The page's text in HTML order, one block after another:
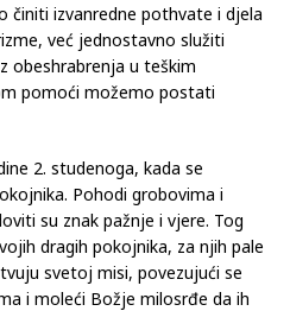
činiti izvanredne pothvate i djela
već jednostavno služiti
obeshrabrenja u teškim
pomoći možemo postati
2. studenoga, kada se
Pohodi grobovima i
su znak pažnje i vjere. Tog
dragih pokojnika, za njih pale
svetoj misi, povezujući se
i moleći Božje milosrđe da ih